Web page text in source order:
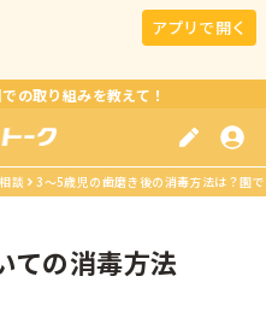
アプリで開く
の取り組みを教えて！
談 3〜5歳児の歯磨き後の消毒方法は？園
ての消毒方法